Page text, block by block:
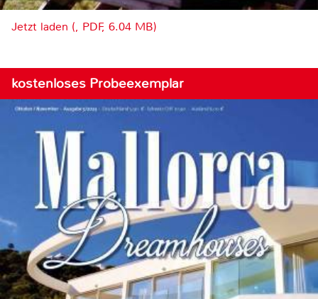
Jetzt laden (, PDF, 6.04 MB)
kostenloses Probeexemplar